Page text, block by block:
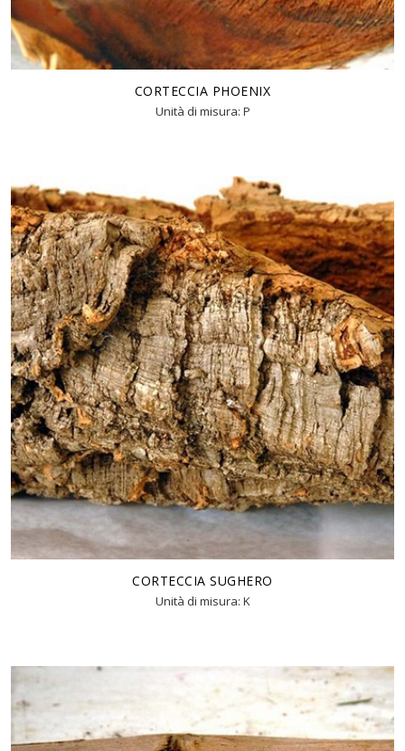
CORTECCIA PHOENIX
Unità di misura: P
CORTECCIA SUGHERO
Unità di misura: K